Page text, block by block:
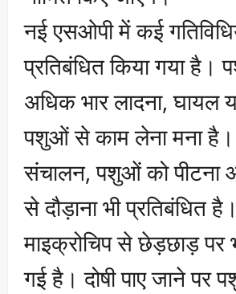
नई एसओपी में कई
प्रतिबंधित किया गया है।
अधिक भार लादना, घायल
पशुओं से काम लेना मना है।
संचालन, पशुओं को पीटना
से दौड़ाना भी प्रतिबंधित
माइक्रोचिप से छेड़छाड़ पर
गई है। दोषी पाए जाने पर